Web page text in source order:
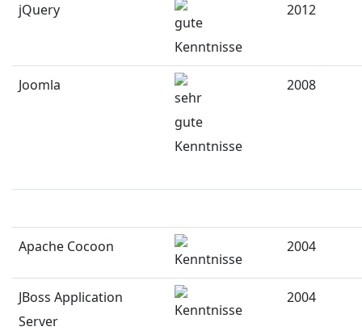
jQuery 2012
Joomla 2008
Apache Cocoon 2004
JBoss Application
Server
2004